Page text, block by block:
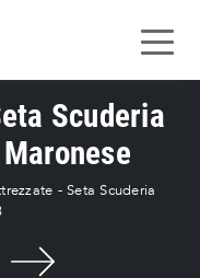
Scuderia
- Seta Scuderia